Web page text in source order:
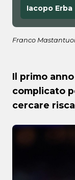
Iacopo Erba
Franco
Il primo
complicato
cercare